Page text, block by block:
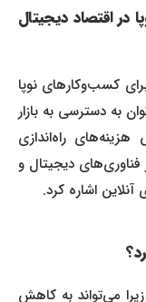
اقتصاد دیجیتال
کسب‌وکارهای نوپا
دسترسی به بازار
راه‌اندازی
دیجیتال و
اشاره کرد.
می‌تواند به کاهش